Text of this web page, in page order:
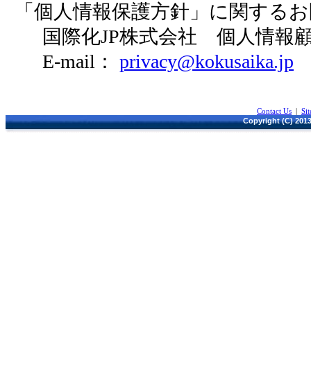
「個人情報保護方針」に関する
国際化JP株式会社 個人情報
E-mail： privacy@kokusaika.jp
Contact Us |
Copyright (C)